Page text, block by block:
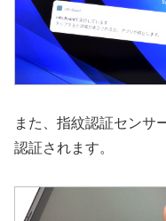
また、指紋認証センサ
認証されます。